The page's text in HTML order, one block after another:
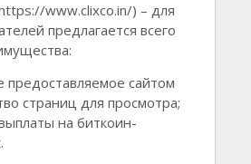
www.clixco.in/) – для
предлагается всего
сайтом
страниц для просмотра;
на биткоин-